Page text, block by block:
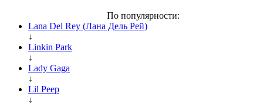
По популярности:
Lana Del Rey (Лана Дель Рей)
↓
Linkin Park
↓
Lady Gaga
↓
Lil Peep
↓